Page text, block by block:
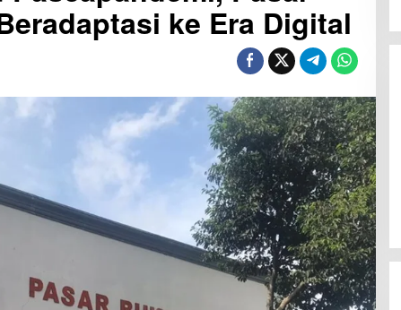
ke Era Digital